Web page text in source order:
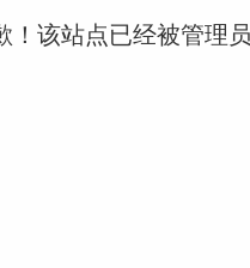
！该站点已经被管理